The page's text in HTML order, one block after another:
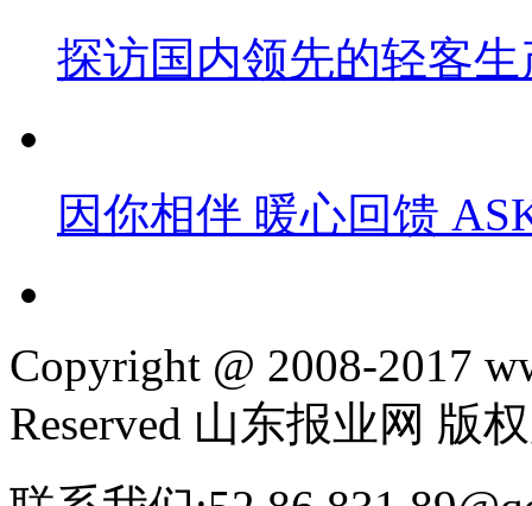
探访国内领先的轻客
因你相伴 暖心回馈
Copyright @ 2008-2017
Reserved 山东报业网 版